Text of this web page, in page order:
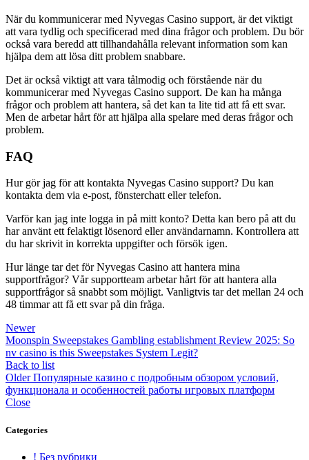
När du kommunicerar med Nyvegas Casino support, är det viktigt
att vara tydlig och specificerad med dina frågor och problem. Du bör
också vara beredd att tillhandahålla relevant information som kan
hjälpa dem att lösa ditt problem snabbare.
Det är också viktigt att vara tålmodig och förstående när du
kommunicerar med Nyvegas Casino support. De kan ha många
frågor och problem att hantera, så det kan ta lite tid att få ett svar.
Men de arbetar hårt för att hjälpa alla spelare med deras frågor och
problem.
FAQ
Hur gör jag för att kontakta Nyvegas Casino support? Du kan
kontakta dem via e-post, fönsterchatt eller telefon.
Varför kan jag inte logga in på mitt konto? Detta kan bero på att du
har använt ett felaktigt lösenord eller användarnamn. Kontrollera att
du har skrivit in korrekta uppgifter och försök igen.
Hur länge tar det för Nyvegas Casino att hantera mina
supportfrågor? Vår supportteam arbetar hårt för att hantera alla
supportfrågor så snabbt som möjligt. Vanligtvis tar det mellan 24 och
48 timmar att få ett svar på din fråga.
Newer
Moonspin Sweepstakes Gambling establishment Review 2025: So
nv casino is this Sweepstakes System Legit?
Back to list
Older Популярные казино с подробным обзором условий,
функционала и особенностей работы игровых платформ
Close
Categories
! Без рубрики